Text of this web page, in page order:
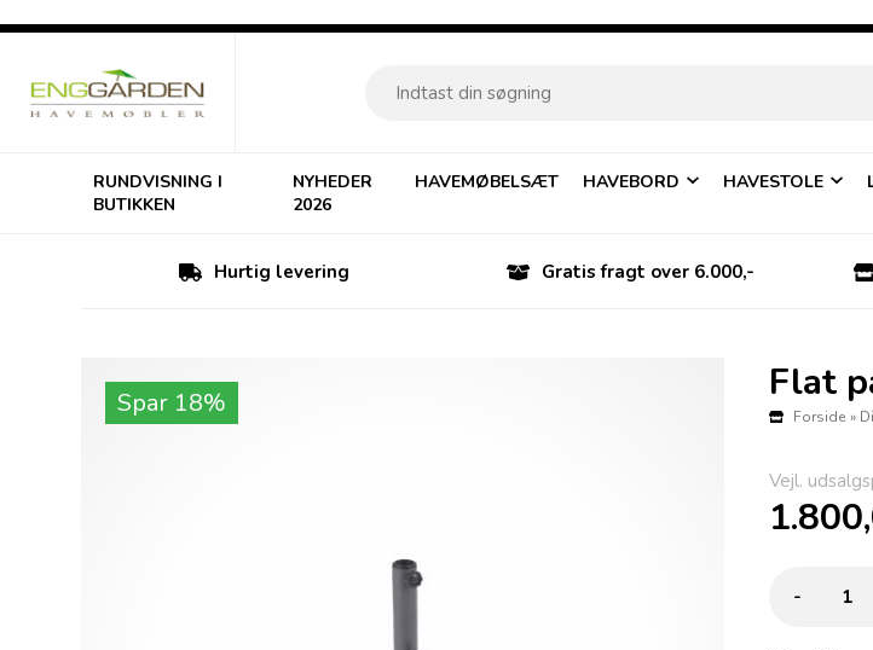
RUNDVISNING I
BUTIKKEN
NYHEDER
2026
HAVEMØBELSÆT HAVEBORD HAVESTOLE
Hurtig levering Gratis fragt over 6.000,-
Spar 18% Flat
Forside »
Vejl.
-